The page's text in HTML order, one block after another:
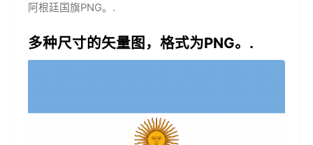
阿根廷国旗PNG。.
多种尺寸的矢量图，格式为PNG。.